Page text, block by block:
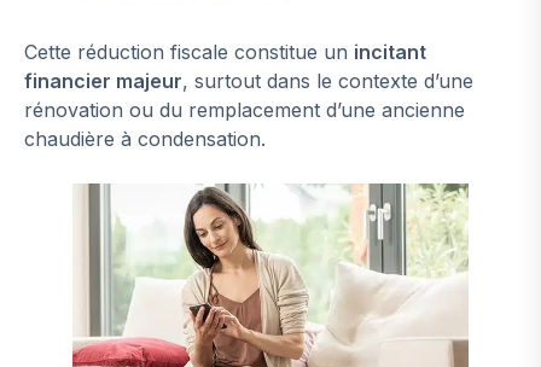
Cette réduction fiscale constitue un incitant
financier majeur, surtout dans le contexte d’une
rénovation ou du remplacement d’une ancienne
chaudière à condensation.